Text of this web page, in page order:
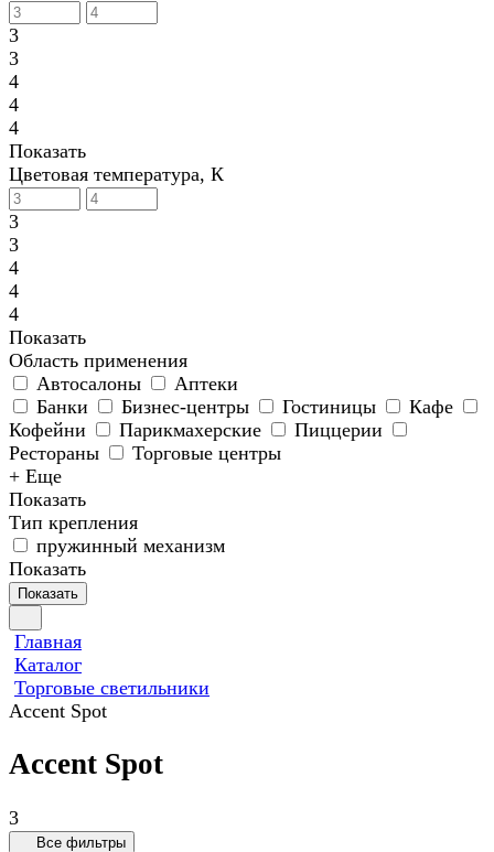
3
3
4
4
4
Показать
Цветовая температура, К
3
3
4
4
4
Показать
Область применения
Автосалоны
Аптеки
Банки
Бизнес-центры Гостиницы
Кафе
Кофейни
Парикмахерские
Пиццерии
Рестораны
Торговые центры
+ Еще
Показать
Тип крепления
пружинный механизм
Показать
Показать
Главная
Каталог
Торговые светильники
Accent Spot
Accent Spot
3
Все фильтры